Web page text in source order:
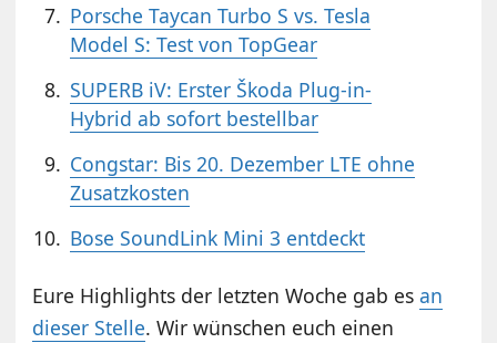
Porsche Taycan Turbo S vs. Tesla
Model S: Test von TopGear
SUPERB iV: Erster Škoda Plug-in-
Hybrid ab sofort bestellbar
Congstar: Bis 20. Dezember LTE ohne
Zusatzkosten
Bose SoundLink Mini 3 entdeckt
Eure Highlights der letzten Woche gab esan
dieser Stelle. Wir wünschen euch einen